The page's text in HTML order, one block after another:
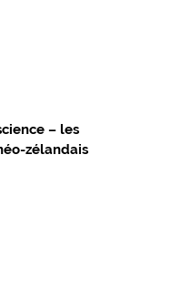
– les
zélandais